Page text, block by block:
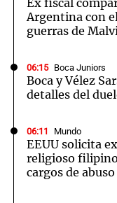
Ex fiscal
Argentina con
guerras de
06:15 Boca Juniors
Boca y Vélez
detalles del
06:11 Mundo
EEUU solicita
religioso
cargos deCadena 3 en